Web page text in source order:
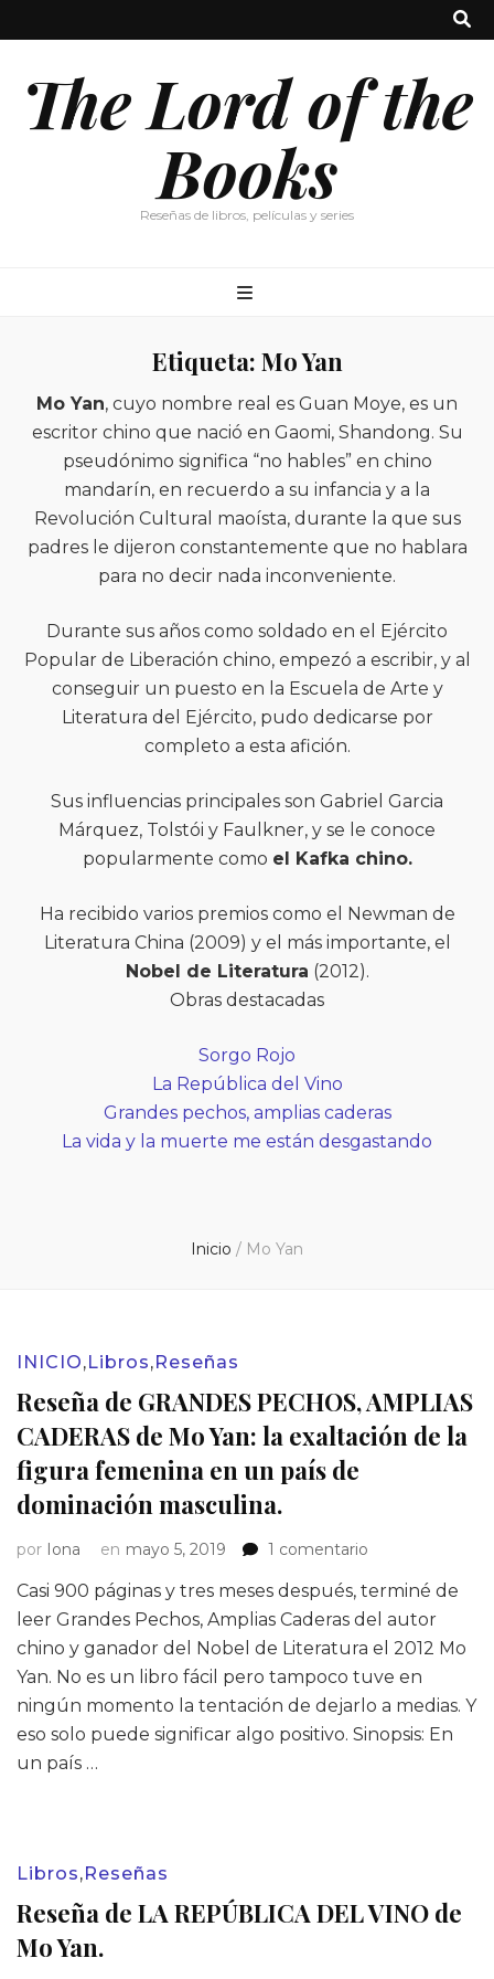
The Lord of the
Books
Reseñas de libros, películas y series
Etiqueta: Mo Yan
Mo Yan, cuyo nombre real es Guan Moye, es un
escritor chino que nació en Gaomi, Shandong. Su
pseudónimo significa “no hables” en chino
mandarín, en recuerdo a su infancia y a la
Revolución Cultural maoísta, durante la que sus
padres le dijeron constantemente que no hablara
para no decir nada inconveniente.
Durante sus años como soldado en el Ejército
Popular de Liberación chino, empezó a escribir, y al
conseguir un puesto en la Escuela de Arte y
Literatura del Ejército, pudo dedicarse por
completo a esta afición.
Sus influencias principales son Gabriel Garcia
Márquez, Tolstói y Faulkner, y se le conoce
popularmente como el Kafka chino.
Ha recibido varios premios como el Newman de
Literatura China (2009) y el más importante, el
Nobel de Literatura (2012).
Obras destacadas
Sorgo Rojo
La República del Vino
Grandes pechos, amplias caderas
La vida y la muerte me están desgastando
Inicio / Mo Yan
INICIO,Libros,Reseñas
Reseña de GRANDES PECHOS, AMPLIAS
CADERAS de Mo Yan: la exaltación de la
figura femenina en un país de
dominación masculina.
por Iona en mayo 5, 2019 1 comentario
de
GRANDES
PECHOS,
CADERAS
de
Mo
en
Casi 900 páginas y tres meses después, terminé de
leer Grandes Pechos, Amplias Caderas del autor
chino y ganador del Nobel de Literatura el 2012 Mo
Yan. No es un libro fácil pero tampoco tuve en
ningún momento la tentación de dejarlo a medias. Y
eso solo puede significar algo positivo. Sinopsis: En
un país …
Libros,Reseñas
Reseña de LA REPÚBLICA DEL VINO de
Mo Yan.